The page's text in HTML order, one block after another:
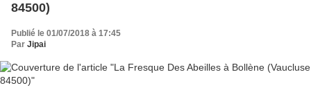
84500)
Publié le 01/07/2018 à 17:45
Par Jipai